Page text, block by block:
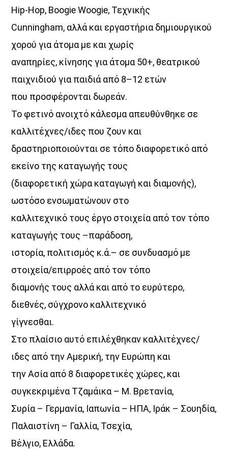
HOT 40 Θέμης Γεωργαντάς
18:00
20:00
Μελωδικές Ιστορίες
20:00
21:00
Just Music
21:00
22:00
Hip-Hop, Boogie Woogie, Τεχνικής
Cunningham, αλλά και εργαστήρια δημιουργικού
χορού για άτομα με και χωρίς
αναπηρίες, κίνησης για άτομα 50+, θεατρικού
παιχνιδιού για παιδιά από 8–12 ετών
που προσφέρονται δωρεάν.
Το φετινό ανοιχτό κάλεσμα απευθύνθηκε σε
καλλιτέχνες/ιδες που ζουν και
δραστηριοποιούνται σε τόπο διαφορετικό από
εκείνο της καταγωγής τους
(διαφορετική χώρα καταγωγή και διαμονής),
ωστόσο ενσωματώνουν στο
καλλιτεχνικό τους έργο στοιχεία από τον τόπο
καταγωγής τους –παράδοση,
ιστορία, πολιτισμός κ.ά.– σε συνδυασμό με
στοιχεία/επιρροές από τον τόπο
διαμονής τους αλλά και από το ευρύτερο,
διεθνές, σύγχρονο καλλιτεχνικό
γίγνεσθαι.
Στο πλαίσιο αυτό επιλέχθηκαν καλλιτέχνες/
ιδες από την Αμερική, την Ευρώπη και
την Ασία από 8 διαφορετικές χώρες, και
συγκεκριμένα Τζαμάικα – Μ. Βρετανία,
Συρία – Γερμανία, Ιαπωνία – ΗΠΑ, Ιράκ – Σουηδία,
Παλαιστίνη – Γαλλία, Τσεχία,
Βέλγιο, Ελλάδα.